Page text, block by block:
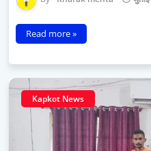
Read more »
Kapkot News